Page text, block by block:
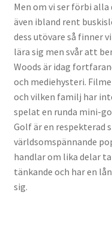
Men om vi ser förbi
även ibland rent
dess utövare så finner
lära sig men svår att
Woods är idag
och mediehysteri.
och vilken familj har
spelat en runda mini-
Golf är en respekterad
världsomspännande
handlar om lika delar
tänkande och har en
sig.